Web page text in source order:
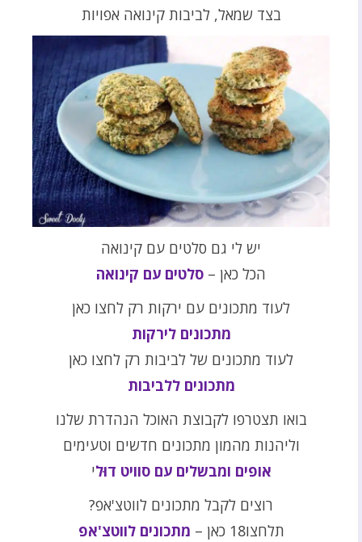
בצד שמאל, לביבות קינואה אפויות
יש לי גם סלטים עם קינואה
הכל כאן – סלטים עם קינואה
לעוד מתכונים עם ירקות רק לחצו כאן
מתכונים לירקות
לעוד מתכונים של לביבות רק לחצו כאן
מתכונים ללביבות
בואו תצטרפו לקבוצת האוכל הנהדרת שלנו
וליהנות מהמון מתכונים חדשים וטעימים
אופים ומבשלים עם סוויט דוּלי
רוצים לקבל מתכונים לווטצ'אפ?
תלחצו18 כאן –
מתכונים לווטצ'אפ